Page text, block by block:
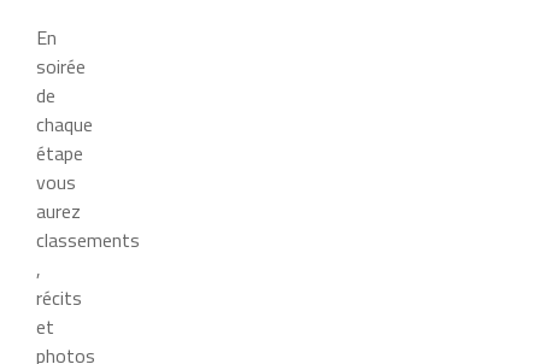
En
soirée
de
chaque
étape
vous
aurez
classements
,
récits
et
photos